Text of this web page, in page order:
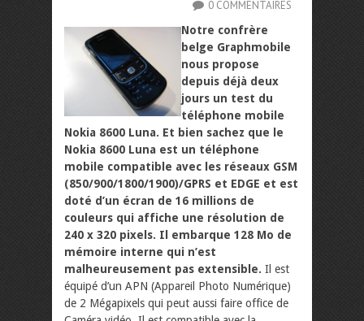
0 COMMENTAIRES
Notre confrère
belge Graphmobile
nous propose
depuis déjà deux
jours un test du
téléphone mobile
Nokia 8600 Luna. Et bien sachez que le
Nokia 8600 Luna est un téléphone
mobile compatible avec les réseaux GSM
(850/900/1800/1900)/GPRS et EDGE et est
doté d’un écran de 16 millions de
couleurs qui affiche une résolution de
240 x 320 pixels. Il embarque 128 Mo de
mémoire interne qui n’est
malheureusement pas extensible. Il est
équipé d’un APN (Appareil Photo Numérique)
de 2 Mégapixels qui peut aussi faire office de